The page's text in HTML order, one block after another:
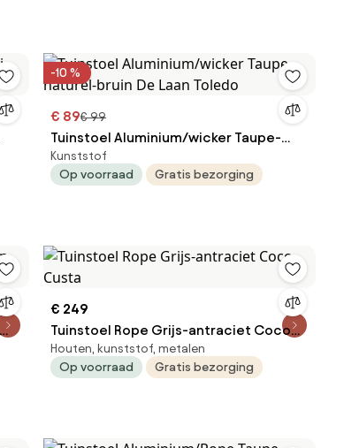
-10 %
€ 89€ 99
Tuinstoel Aluminium/wicker Taupe-
naturel-bruin De Laan Toledo
Kunststof
Op voorraad
Gratis bezorging
€ 249
Tuinstoel Rope Grijs-antraciet Coco
Custa
Houten, kunststof, metalen
Op voorraad
Gratis bezorging